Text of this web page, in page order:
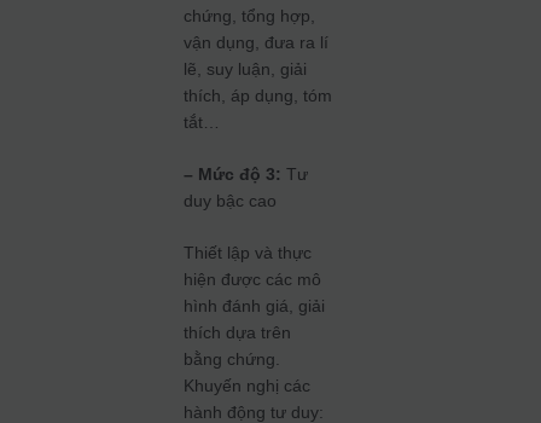
chứng, tổng hợp,
vận dụng, đưa ra lí
lẽ, suy luận, giải
thích, áp dụng, tóm
tắt…
– Mức độ 3: Tư
duy bậc cao
Thiết lập và thực
hiện được các mô
hình đánh giá, giải
thích dựa trên
bằng chứng.
Khuyến nghị các
hành động tư duy: